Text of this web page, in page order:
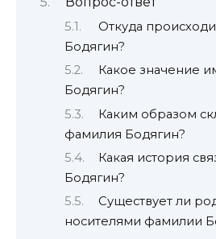
Откуда
Бодягин?
Какое значение
Бодягин?
Каким образом
фамилия Бодягин?
Какая история
Бодягин?
Существует ли
носителями фамилии